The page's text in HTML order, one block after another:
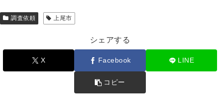
調査依頼 上尾市
シェアする
X Facebook LINE
コピー